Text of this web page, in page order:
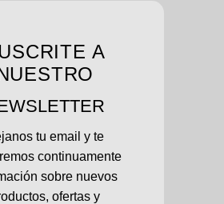
A
tu email y te
continuamente
sobre nuevos
ofertas y